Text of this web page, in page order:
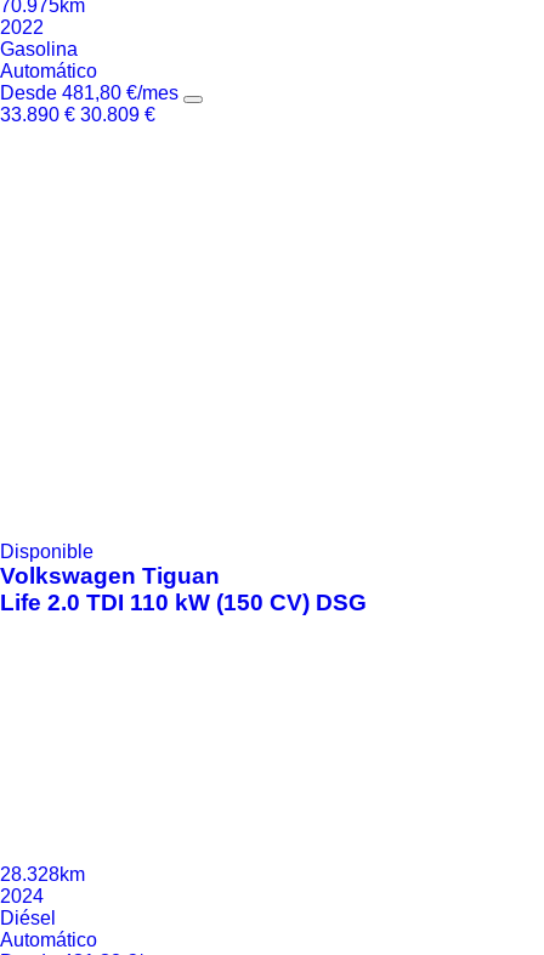
70.975km
2022
Gasolina
Automático
Desde 481,80 €/mes
33.890 € 30.809 €
Disponible
Volkswagen Tiguan
Life 2.0 TDI 110 kW (150 CV) DSG
28.328km
2024
Diésel
Automático